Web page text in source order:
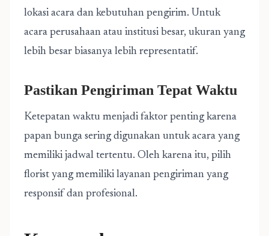
lokasi acara dan kebutuhan pengirim. Untuk
acara perusahaan atau institusi besar, ukuran yang
lebih besar biasanya lebih representatif.
Pastikan Pengiriman Tepat Waktu
Ketepatan waktu menjadi faktor penting karena
papan bunga sering digunakan untuk acara yang
memiliki jadwal tertentu. Oleh karena itu, pilih
florist yang memiliki layanan pengiriman yang
responsif dan profesional.